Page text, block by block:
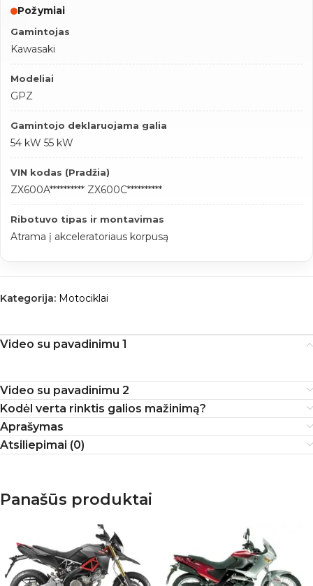
Požymiai
Gamintojas
Kawasaki
Modeliai
GPZ
Gamintojo deklaruojama galia
54 kW 55 kW
VIN kodas (Pradžia)
ZX600A********** ZX600C**********
Ribotuvo tipas ir montavimas
Atrama į akceleratoriaus korpusą
Kategorija: Motociklai
Video su pavadinimu 1
Video su pavadinimu 2
Kodėl verta rinktis galios mažinimą?
Aprašymas
Atsiliepimai (0)
Panašūs produktai